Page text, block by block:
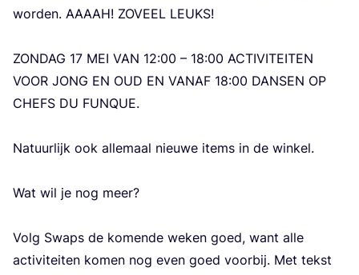
wor­den. AAAAH! ZOVEEL LEUKS!
ZON­DAG 17 MEI VAN 12:00 – 18:00 ACTI­VI­TEI­TEN
VOOR JONG EN OUD EN VAN­AF 18:00 DAN­SEN OP
CHEFS DU FUN­QUE.
Natuur­lijk ook alle­maal nieu­we items in de win­kel.
Wat wil je nog meer?
Volg Swaps de komen­de weken goed, want alle
acti­vi­tei­ten komen nog even goed voor­bij. Met tekst